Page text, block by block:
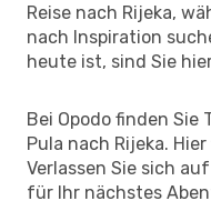
Reise nach Rijeka,
nach Inspiration
heute ist, sind Sie
Bei Opodo finden Sie
Pula nach Rijeka.
Verlassen Sie sich
für Ihr nächstes